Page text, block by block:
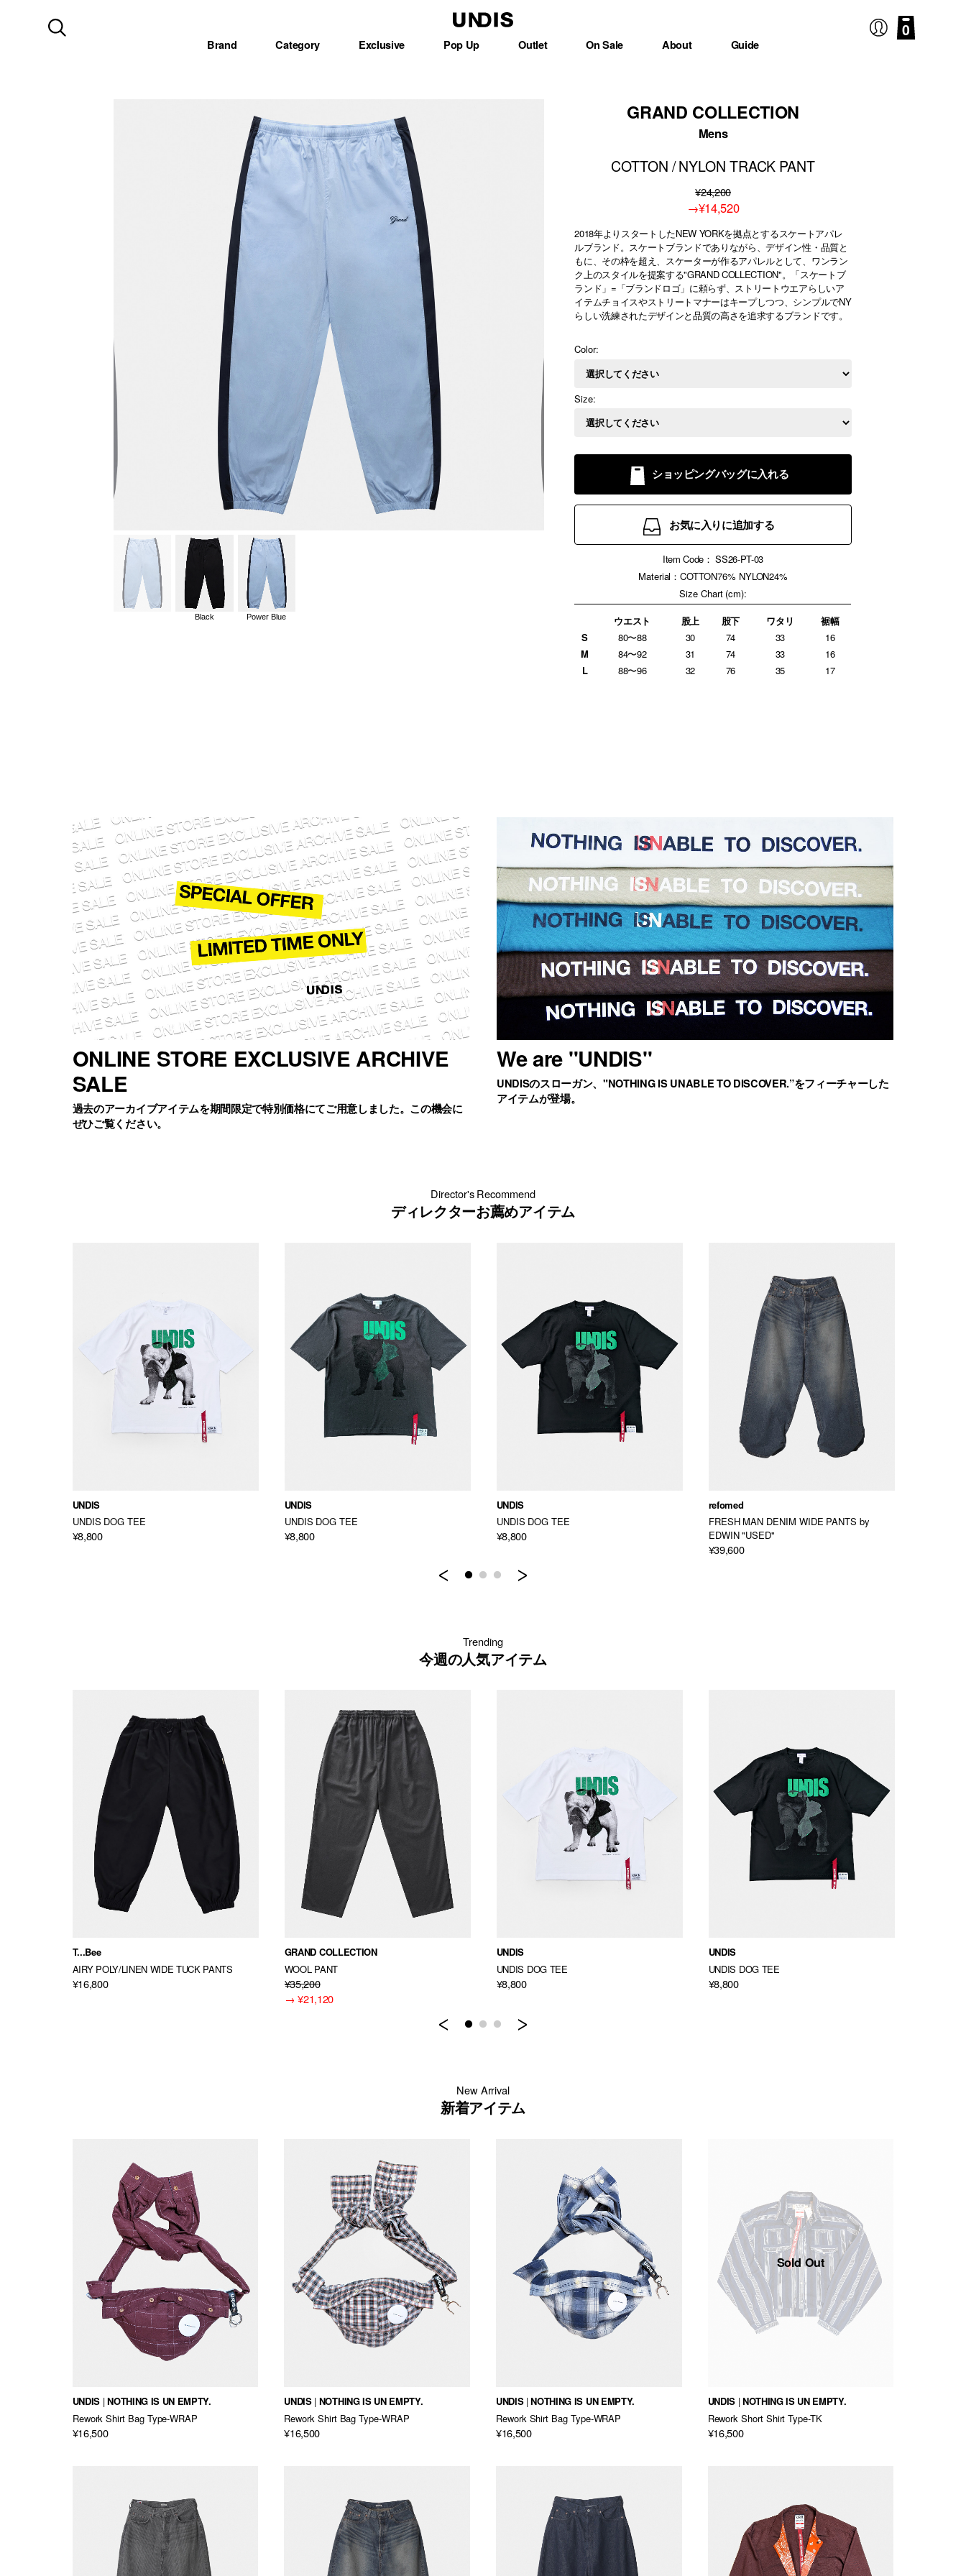
Brand Category Exclusive Pop Up Outlet On Sale About Guide
0
Black Power Blue
GRAND COLLECTION
Mens
COTTON / NYLON TRACK PANT
¥24,200
→¥14,520
2018年よりスタートしたNEW YORKを拠点とするスケートアパレ
ルブランド。スケートブランドでありながら、デザイン性・品質と
もに、その枠を超え、スケーターが作るアパレルとして、ワンラン
ク上のスタイルを提案する"GRAND COLLECTION"。「スケートブ
ランド」=「ブランドロゴ」に頼らず、ストリートウエアらしいア
イテムチョイスやストリートマナーはキープしつつ、シンプルでNY
らしい洗練されたデザインと品質の高さを追求するブランドです。
Color:
Size:
ショッピングバッグに入れる
お気に入りに追加する
Item Code：SS26-PT-03
Material：COTTON76% NYLON24%
Size Chart (cm):
ウエスト
股上 股下 ワタリ
裾幅
S
80〜88 30 74 33
16
M
84〜92 31 74 33
16
L
88〜96 32 76 35 17
ONLINE STORE EXCLUSIVE ARCHIVE
SALE
過去のアーカイブアイテムを期間限定で特別価格にてご用意しました。この機会に
ぜひご覧ください。
We are "UNDIS"
UNDISのスローガン、"NOTHING IS UNABLE TO DISCOVER.”をフィーチャーした
アイテムが登場。
Director's Recommend
ディレクターお薦めアイテム
Previous
UNDIS
UNDIS DOG TEE
¥8,800
UNDIS
UNDIS DOG TEE
¥8,800
UNDIS
UNDIS DOG TEE
¥8,800
refomed
FRESH MAN DENIM WIDE PANTS by
EDWIN "USED"
¥39,600
Next
Trending
今週の人気アイテム
Previous
T...Bee
AIRY POLY/LINEN WIDE TUCK PANTS
¥16,800
GRAND COLLECTION
WOOL PANT
¥35,200
→ ¥21,120
UNDIS
UNDIS DOG TEE
¥8,800
UNDIS
UNDIS DOG TEE
¥8,800
Next
New Arrival
新着アイテム
UNDIS NOTHING IS UN EMPTY.
Rework Shirt Bag Type-WRAP
¥16,500
UNDIS NOTHING IS UN EMPTY.
Rework Shirt Bag Type-WRAP
¥16,500
UNDIS NOTHING IS UN EMPTY.
Rework Shirt Bag Type-WRAP
¥16,500
Sold Out
UNDIS NOTHING IS UN EMPTY.
Rework Short Shirt Type-TK
¥16,500